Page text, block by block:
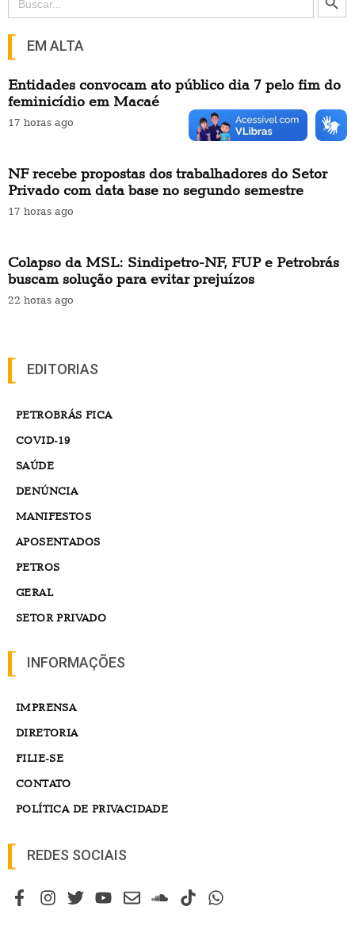
for:
EM ALTA
Entidades convocam ato público dia 7 pelo fim do
feminicídio em Macaé
17 horas ago
NF recebe propostas dos trabalhadores do Setor
Privado com data base no segundo semestre
17 horas ago
Colapso da MSL: Sindipetro-NF, FUP e Petrobrás
buscam solução para evitar prejuízos
22 horas ago
EDITORIAS
PETROBRÁS FICA
COVID-19
SAÚDE
DENÚNCIA
MANIFESTOS
APOSENTADOS
PETROS
GERAL
SETOR PRIVADO
INFORMAÇÕES
IMPRENSA
DIRETORIA
FILIE-SE
CONTATO
POLÍTICA DE PRIVACIDADE
REDES SOCIAIS